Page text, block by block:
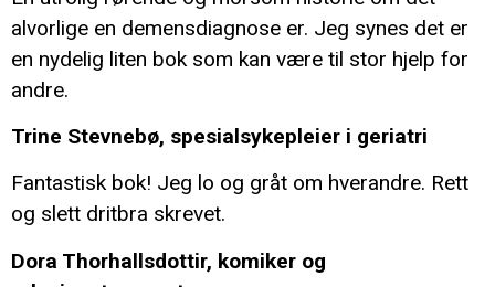
alvorlige en demensdiagnose er. Jeg synes det er
en nydelig liten bok som kan være til stor hjelp for
andre.
Trine Stevnebø, spesialsykepleier i geriatri
Fantastisk bok! Jeg lo og gråt om hverandre. Rett
og slett dritbra skrevet.
Dora Thorhallsdottir, komiker og